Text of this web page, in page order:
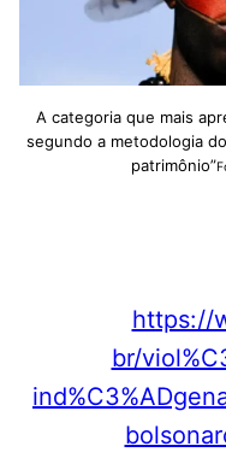
A categoria que mais
segundo a metodologia
patrimônio”
https://
br/